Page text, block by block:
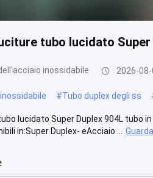
tubo lucidato
inossidabile 2026-
#Tubo duplex degli ss
lucidato Super Duplex 904L tubo
in:Super Duplex- eAcciaio ...